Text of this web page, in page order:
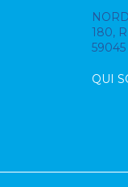
180,
QUI